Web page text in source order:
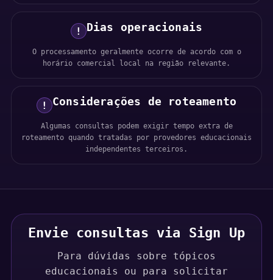
! Dias operacionais
O processamento geralmente ocorre de acordo com o
horário comercial local na região relevante.
! Considerações de roteamento
Algumas consultas podem exigir tempo extra de
roteamento quando tratadas por provedores educacionais
independentes terceiros.
Envie consultas via Sign Up
Para dúvidas sobre tópicos
educacionais ou para solicitar